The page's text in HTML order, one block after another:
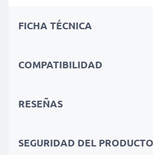
Nuestras baterías de repuesto
ciclos de carga, así como
ordenador portátil.
2004, todas nuestras baterías
FICHA TÉCNICA
COMPATIBILIDAD
RESEÑAS
SEGURIDAD DEL PRODUCTO